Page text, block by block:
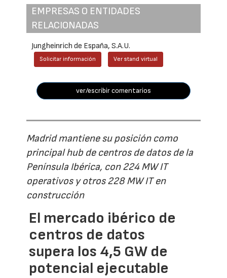
EMPRESAS O ENTIDADES
RELACIONADAS
Jungheinrich de España, S.A.U.
Solicitar información Ver stand virtual
ver/escribir comentarios
Madrid mantiene su posición como
principal hub de centros de datos de la
Península Ibérica, con 224 MW IT
operativos y otros 228 MW IT en
construcción
El mercado ibérico de
centros de datos
supera los 4,5 GW de
potencial ejecutable